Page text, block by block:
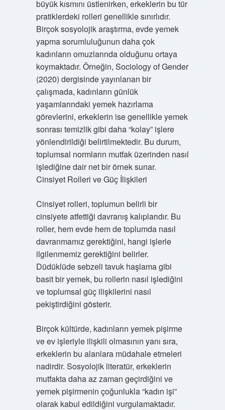
büyük kısmını üstlenirken, erkeklerin bu tür
pratiklerdeki rolleri genellikle sınırlıdır.
Birçok sosyolojik araştırma, evde yemek
yapma sorumluluğunun daha çok
kadınların omuzlarında olduğunu ortaya
koymaktadır. Örneğin, Sociology of Gender
(2020) dergisinde yayınlanan bir
çalışmada, kadınların günlük
yaşamlarındaki yemek hazırlama
görevlerini, erkeklerin ise genellikle yemek
sonrası temizlik gibi daha “kolay” işlere
yönlendirildiği belirtilmektedir. Bu durum,
toplumsal normların mutfak üzerinden nasıl
işlediğine dair net bir örnek sunar.
Cinsiyet Rolleri ve Güç İlişkileri
Cinsiyet rolleri, toplumun belirli bir
cinsiyete atfettiği davranış kalıplarıdır. Bu
roller, hem evde hem de toplumda nasıl
davranmamız gerektiğini, hangi işlerle
ilgilenmemiz gerektiğini belirler.
Düdüklüde sebzeli tavuk haşlama gibi
basit bir yemek, bu rollerin nasıl işlediğini
ve toplumsal güç ilişkilerini nasıl
pekiştirdiğini gösterir.
Birçok kültürde, kadınların yemek pişirme
ve ev işleriyle ilişkili olmasının yanı sıra,
erkeklerin bu alanlara müdahale etmeleri
nadirdir. Sosyolojik literatür, erkeklerin
mutfakta daha az zaman geçirdiğini ve
yemek pişirmenin çoğunlukla “kadın işi”
olarak kabul edildiğini vurgulamaktadır.